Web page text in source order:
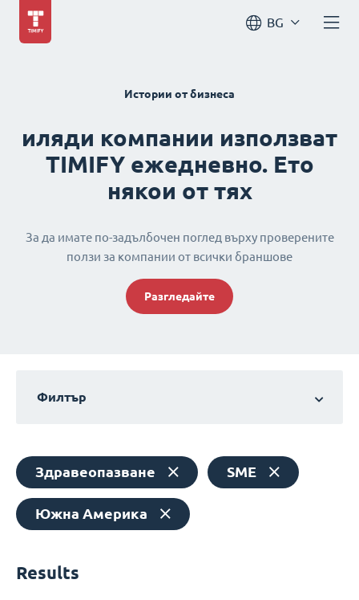
BG
Истории от бизнеса
иляди компании използват
TIMIFY ежедневно. Ето
някои от тях
За да имате по-задълбочен поглед върху проверените
ползи за компании от всички браншове
Разгледайте
Филтър
Здравеопазване SME
Южна Америка
Results